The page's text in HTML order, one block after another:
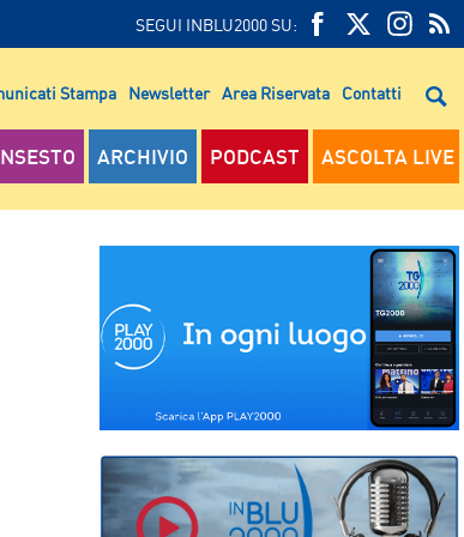
SEGUI INBLU2000 SU:
FEED
RSS
RSS
Stampa Newsletter Area Riservata Contatti
ARCHIVIO PODCAST ASCOLTA LIVE